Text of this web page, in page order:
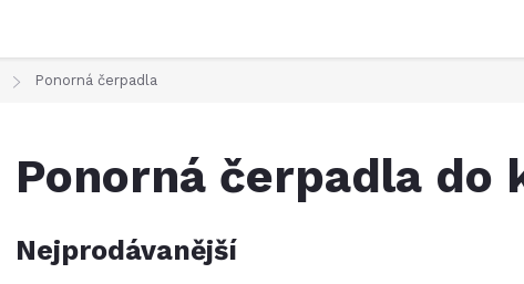
Ponorná čerpadla
Ponorná čerpadla do
Nejprodávanější